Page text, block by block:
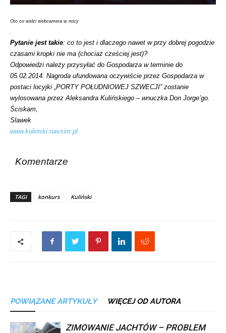
Oto co widzi webcamera w nocy
.
Pytanie jest takie: co to jest i dlaczego nawet w przy dobrej pogodzie
czasami kropki nie ma (chociaż cześciej jest)?
Odpowiedzi należy przysyłać do Gospodarza w terminie do
05.02.2014. Nagroda ufundowana oczywiście przez Gospodarza w
postaci locyjki „PORTY POŁUDNIOWEJ SZWECJI” zostanie
wylosowana przez Aleksandra Kulińskiego – wnuczka Don Jorge’go.
Ściskam,
Slawek
www.kulinski.navsim.pl
Komentarze
TAGI konkurs Kuliński
POWIĄZANE ARTYKUŁY WIĘCEJ OD AUTORA
ZIMOWANIE JACHTÓW – PROBLEM